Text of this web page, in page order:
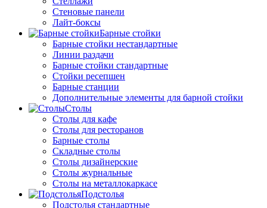
Стеновые панели
Лайт-боксы
Барные стойки
Барные стойки нестандартные
Линии раздачи
Барные стойки стандартные
Стойки ресепшен
Барные станции
Дополнительные элементы для барной стойки
Столы
Столы для кафе
Столы для ресторанов
Барные столы
Складные столы
Столы дизайнерские
Столы журнальные
Столы на металлокаркасе
Подстолья
Подстолья стандартные